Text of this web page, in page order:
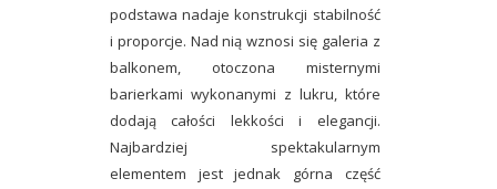
podstawa nadaje konstrukcji stabilność
i proporcje. Nad nią wznosi się galeria z
balkonem, otoczona misternymi
barierkami wykonanymi z lukru, które
dodają całości lekkości i elegancji.
Najbardziej spektakularnym
elementem jest jednak górna część